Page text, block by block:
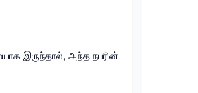
இருந்தால், அந்த நபரின்